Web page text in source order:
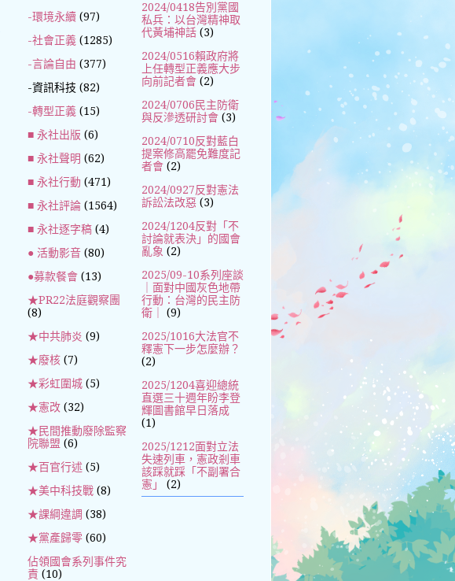
-環境永續 (97)
-社會正義 (1285)
-言論自由 (377)
-資訊科技 (82)
-轉型正義 (15)
■ 永社出版 (6)
■ 永社聲明 (62)
■ 永社行動 (471)
■ 永社評論 (1564)
■ 永社逐字稿 (4)
● 活動影音 (80)
●募款餐會 (13)
★PR22法庭觀察團
(8)
★中共肺炎 (9)
★廢核 (7)
★彩虹圍城 (5)
★憲改 (32)
★民間推動廢除監察
院聯盟 (6)
★百官行述 (5)
★美中科技戰 (8)
★課綱違調 (38)
★黨產歸零 (60)
佔領國會系列事件究
責 (10)
2024/0418告別黨國
私兵：以台灣精神取
代黃埔神話 (3)
2024/0516賴政府將
上任轉型正義應大步
向前記者會 (2)
2024/0706民主防衛
與反滲透研討會 (3)
2024/0710反對藍白
提案修高罷免難度記
者會 (2)
2024/0927反對憲法
訴訟法改惡 (3)
2024/1204反對「不
討論就表決」的國會
亂象 (2)
2025/09-10系列座談
｜面對中國灰色地帶
行動：台灣的民主防
衛｜
(9)
2025/1016大法官不
釋憲下一步怎麼辦？
(2)
2025/1204喜迎總統
直選三十週年盼李登
輝圖書館早日落成
(1)
2025/1212面對立法
失速列車，憲政剎車
該踩就踩「不副署合
憲」
(2)